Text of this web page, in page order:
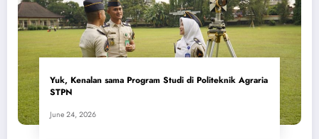
Yuk, Kenalan sama Program Studi di Politeknik Agraria
STPN
June 24, 2026